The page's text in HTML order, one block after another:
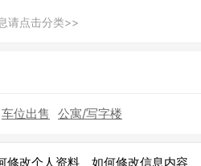
请点击分类>>
车位出售 公寓/写字楼
修改个人资料 如何修改信息内容